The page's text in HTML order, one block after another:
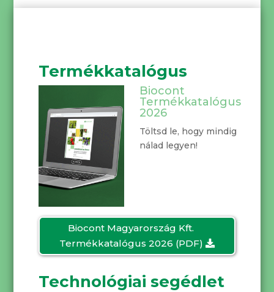
Termékkatalógus
Biocont
Termékkatalógus
2026
Töltsd le, hogy mindig
nálad legyen!
Biocont Magyarország Kft.
Termékkatalógus 2026 (PDF)
Technológiai segédlet